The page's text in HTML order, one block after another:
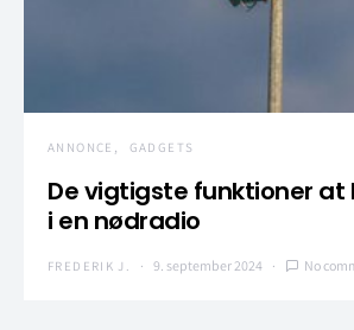
ANNONCE GADGETS
De vigtigste funktioner at
i en nødradio
FREDERIK J. 9. september 2024 No